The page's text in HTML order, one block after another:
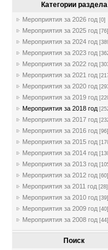
Категории раздела
Мероприятия за 2026 год [0]
Мероприятия за 2025 год [76]
Мероприятия за 2024 год
Мероприятия за 2023 год
Мероприятия за 2022 год
Мероприятия за 2021 год
Мероприятия за 2020 год
Мероприятия за 2019 год
Мероприятия за 2018 год
Мероприятия за 2017 год
Мероприятия за 2016 год [96]
Мероприятия за 2015 год
Мероприятия за 2014 год
Мероприятия за 2013 год
Мероприятия за 2012 год [60]
Мероприятия за 2011 год [28]
Мероприятия за 2010 год [39]
Мероприятия за 2009 год [40]
Мероприятия за 2008 год [44]
Поиск